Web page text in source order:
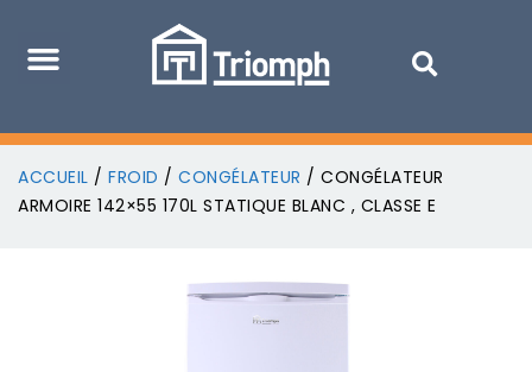
ACCUEIL / FROID / CONGÉLATEUR / CONGÉLATEUR
ARMOIRE 142×55 170L STATIQUE BLANC , CLASSE E